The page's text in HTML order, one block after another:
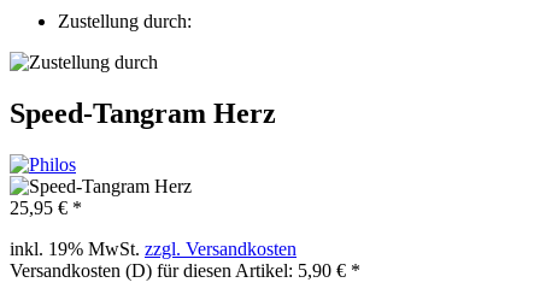
Zustellung durch:
Speed-Tangram Herz
25,95 € *
inkl. 19% MwSt. zzgl. Versandkosten
Versandkosten (D) für diesen Artikel: 5,90 € *